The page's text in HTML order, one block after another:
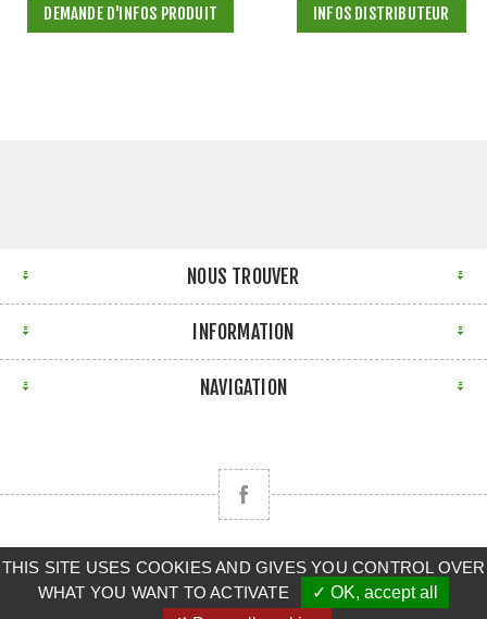
DEMANDE D'INFOS PRODUIT INFOS DISTRIBUTEUR
NOUS TROUVER
INFORMATION
NAVIGATION
Copyright © 2026 CLAAS BRETAGNE SUD. Tous droits
réservés.
THIS SITE USES COOKIES AND GIVES YOU CONTROL OVER
WHAT YOU WANT TO ACTIVATE
✓ OK, accept all